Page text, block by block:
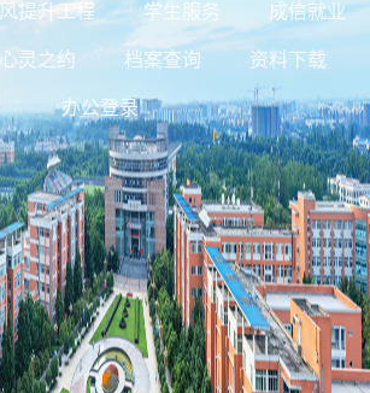
提升工程 学生服务 成信就业
心灵之约 档案查询 资料下载
办公登录